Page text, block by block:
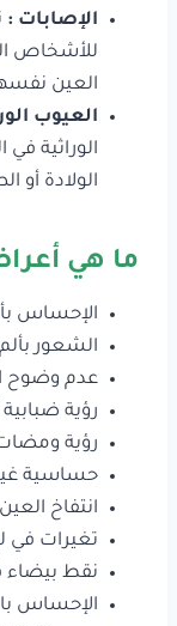
الإصابات :
العين
العيوب
الوراثية
الولادة أو
ما هي
الإحساس
الشعور
عدم وضوح
رؤية
رؤية
حساسية
انتفاخ
تغيرات في
نقط بيضاء
الإحساس